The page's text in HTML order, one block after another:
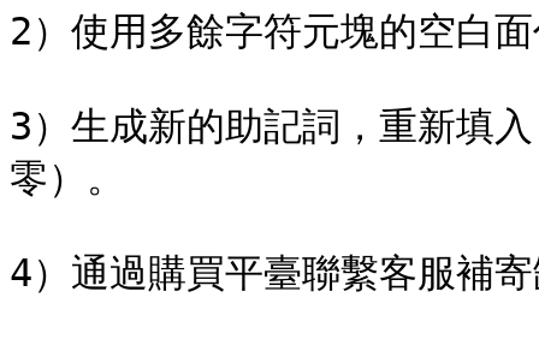
2）使用多餘字符元塊的空白
3）生成新的助記詞，重新填
零）。
4）通過購買平臺聯繫客服補